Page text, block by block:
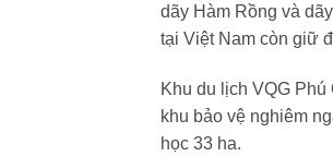
dãy Hàm Rồng và
tại Việt Nam còn giữ
Khu du lịch VQG
khu bảo vệ nghiêm
học 33 ha.